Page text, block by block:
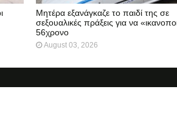
Μητέρα εξανάγκαζε το παιδί της σε
σεξουαλικές πράξεις για να
56χρονο
August 03, 2026